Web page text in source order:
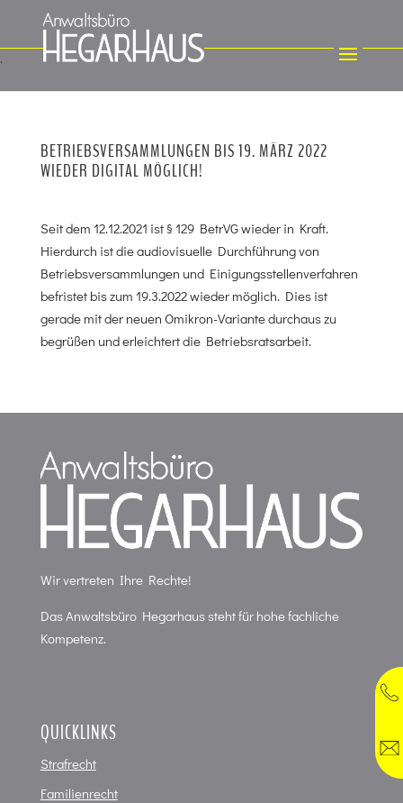
BETRIEBSVERSAMMLUNGEN BIS 19. MÄRZ 2022
WIEDER DIGITAL MÖGLICH!
Seit dem 12.12.2021 ist § 129 BetrVG wieder in Kraft.
Hierdurch ist die audiovisuelle Durchführung von
Betriebsversammlungen und Einigungsstellenverfahren
befristet bis zum 19.3.2022 wieder möglich. Dies ist
gerade mit der neuen Omikron-Variante durchaus zu
begrüßen und erleichtert die Betriebsratsarbeit.
Wir vertreten Ihre Rechte!
Das Anwaltsbüro Hegarhaus steht für hohe fachliche
Kompetenz.
QUICKLINKS
Strafrecht
Familienrecht